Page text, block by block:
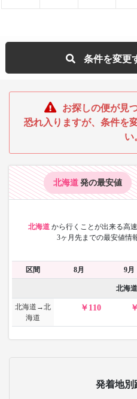
条件を変更
お探しの便が見
恐れ入りますが、条件を
い
北海道 発の最安値
北海道 から行くことが出来る高
3ヶ月先までの最安値情
区間 8月 9月
北海
北海道→北
海道
110
発着地別